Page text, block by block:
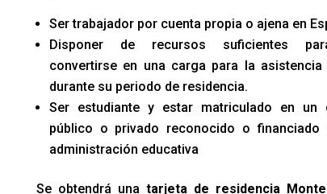
Ser trabajador por cuenta propia o ajena en
Disponer de recursos suficientes
convertirse en una carga para la asistencia
durante su periodo de residencia.
Ser estudiante y estar matriculado en un
público o privado reconocido o financiado
administración educativa
Se obtendrá unatarjeta de residencia